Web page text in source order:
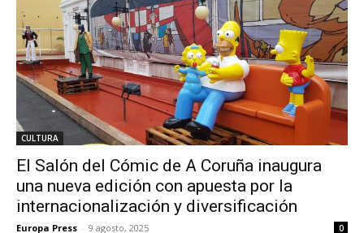
CULTURA
El Salón del Cómic de A Coruña inaugura
una nueva edición con apuesta por la
internacionalización y diversificación
Europa Press - 9 agosto, 2025 0